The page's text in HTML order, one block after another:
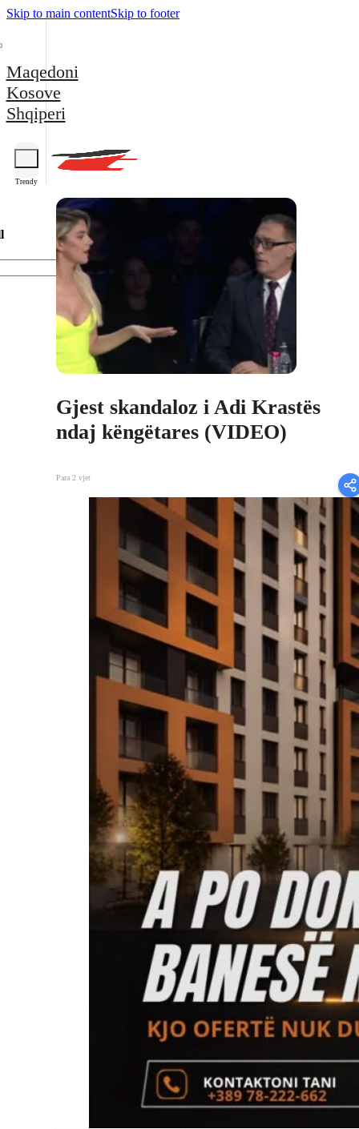
Skip to main contentSkip to footer
Maqedoni
Kosove
Shqiperi
Trendy
Gjest skandaloz i Adi Krastës
ndaj këngëtares (VIDEO)
Para 2 vjet